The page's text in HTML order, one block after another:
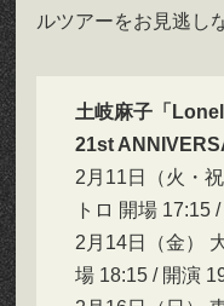
ルツアーをお見逃し
土岐麻子「
21st
2月11日（火・
トロ 開場 17:15
2月14日（金）
場 18:15 / 開演